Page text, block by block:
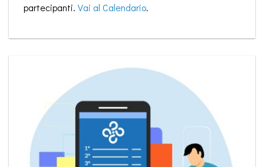
partecipanti. Vai al Calendario.